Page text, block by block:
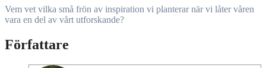
Vem vet vilka små frön av inspiration vi planterar när vi låter våren
vara en del av vårt utforskande?
Författare